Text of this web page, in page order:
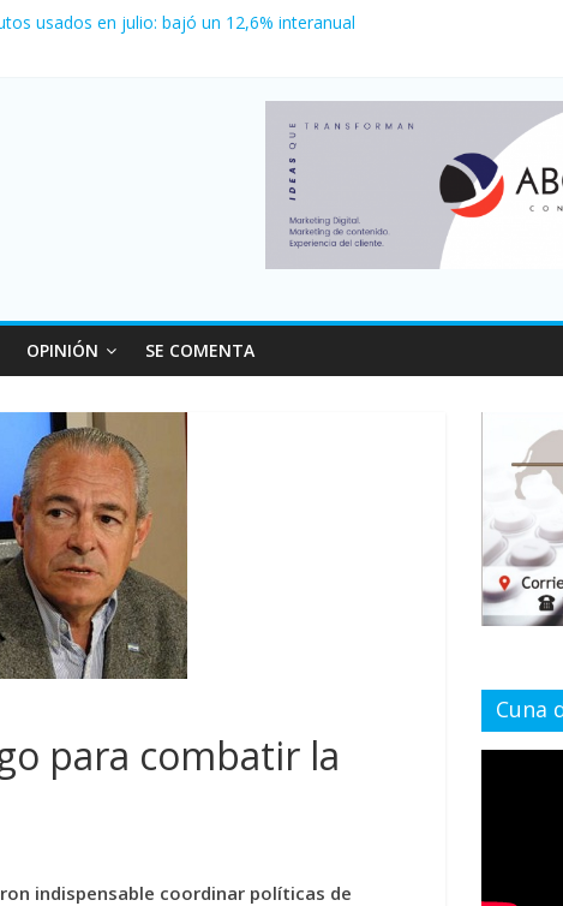
usados en julio: bajó un 12,6% interanual
41.000 kioscos: el sector denuncia crisis como en 2001
movimiento y consumo turístico: 4,6 millones de personas viajaron
OPINIÓN SE COMENTA
para combatir la
indispensable coordinar políticas de
Cuna